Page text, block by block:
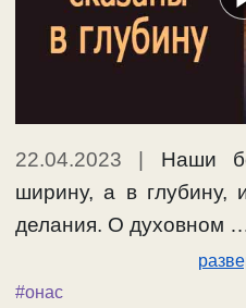
22.04.2023
Наши
ширину, а в глубину,
делания. О духовном
#онас